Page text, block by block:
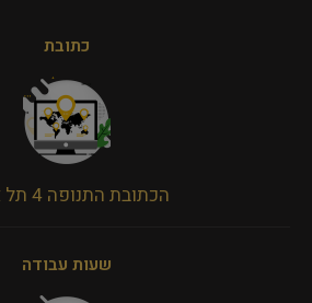
כתובת
הכתובת התנופה 4 תל אביב
שעות עבודה